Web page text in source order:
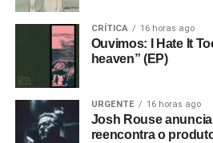
E se ainda não assinou,
newslettere receba
mail.
CRÍTICA 16 horas ago
Ouvimos: I Hate It
heaven” (EP)
URGENTE 16 horas ago
Josh Rouse
reencontra o